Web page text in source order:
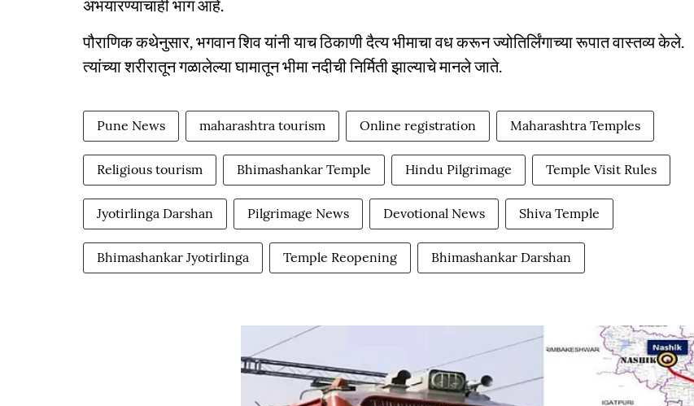
अभयारण्याचाही भाग आहे.
पौराणिक कथेनुसार, भगवान शिव यांनी याच ठिकाणी दैत्य भीमाचा वध करून ज्योतिर्लिंगाच्या रूपात वास्तव्य केले.
त्यांच्या शरीरातून गळालेल्या घामातून भीमा नदीची निर्मिती झाल्याचे मानले जाते.
Pune News maharashtra tourism Online registration Maharashtra Temples
Religious tourism Bhimashankar Temple Hindu Pilgrimage Temple Visit Rules
Jyotirlinga Darshan Pilgrimage News Devotional News Shiva Temple
Bhimashankar Jyotirlinga Temple Reopening Bhimashankar Darshan